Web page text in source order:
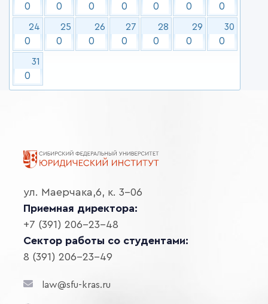
0 0 0 0 0 0 0
24
0
25
0
26
0
27
0
28
0
29
0
30
0
31
0
ул. Маерчака,6, к. 3-06
Приемная директора:
+7 (391) 206-23-48
Сектор работы со студентами:
8 (391) 206-23-49
law@sfu-kras.ru